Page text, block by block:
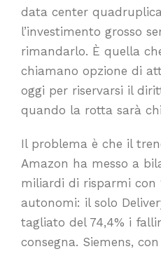
data center
l’investimento grosso
rimandarlo. È quella
chiamano opzione di
oggi per riservarsi il
quando la rotta sarà
Il problema è che il
Amazon ha messo a
miliardi di risparmi con
autonomi: il solo
tagliato del 74,4% i
consegna. Siemens, con